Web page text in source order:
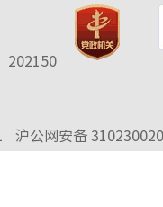
202150
沪公网安备 3102300